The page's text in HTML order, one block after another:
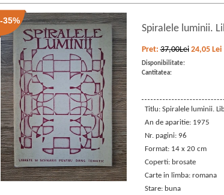
-35%
Spiralele luminii.
Pret:37,00Lei 24,05 Lei
Disponibilitate:
Cantitatea:
Titlu: Spiralele luminii.
An de aparitie: 1975
Nr. pagini: 96
Format: 14 x 20 cm
Coperti: brosate
Carte in limba: romana
Stare: buna